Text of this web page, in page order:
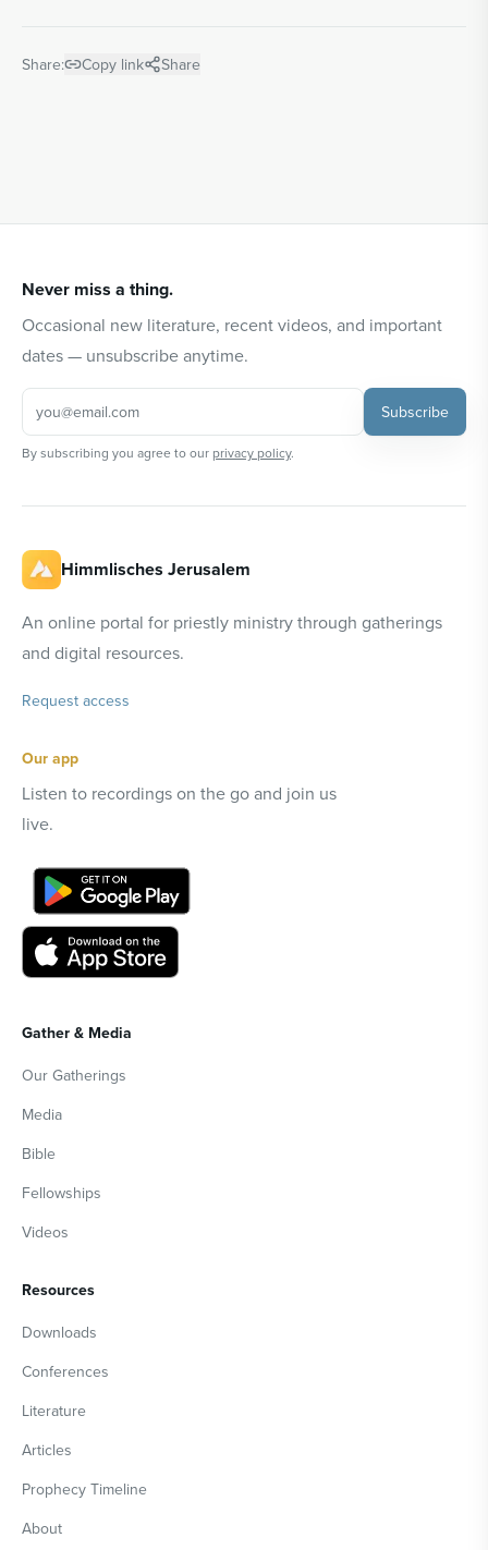
Share: Copy link Share
Never miss a thing.
Occasional new literature, recent videos, and important
dates — unsubscribe anytime.
Subscribe
By subscribing you agree to our privacy policy.
Himmlisches Jerusalem
An online portal for priestly ministry through gatherings
and digital resources.
Request access
Our app
Listen to recordings on the go and join us
live.
Gather & Media
Our Gatherings
Media
Bible
Fellowships
Videos
Resources
Downloads
Conferences
Literature
Articles
Prophecy Timeline
About